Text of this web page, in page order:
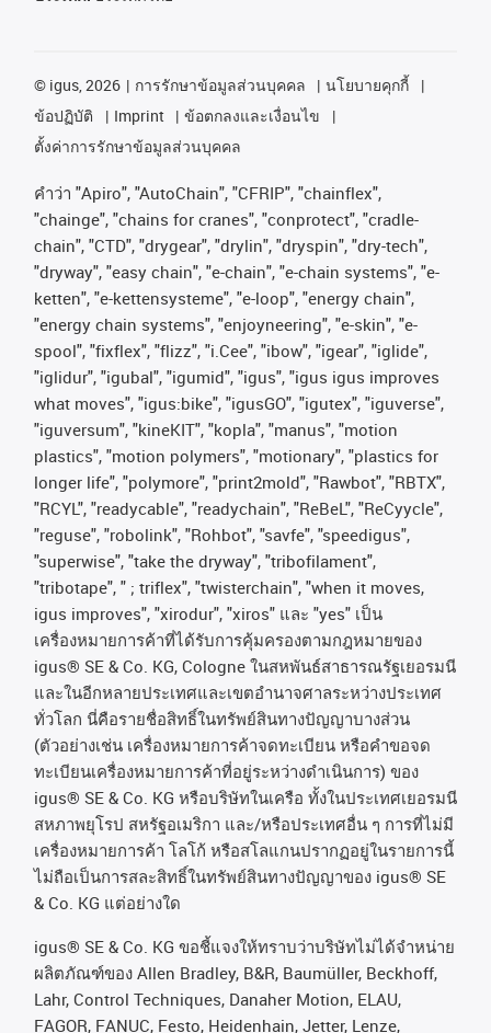
© igus, 2026 การรักษาข้อมูลส่วนบุคคล
นโยบายคุกกี้
ข้อปฏิบัติ
Imprint
ข้อตกลงและเงื่อนไข
ตั้งค่าการรักษาข้อมูลส่วนบุคคล
คําว่า "Apiro", "AutoChain", "CFRIP", "chainflex",
"chainge", "chains for cranes", "conprotect", "cradle-
chain", "CTD", "drygear", "drylin", "dryspin", "dry-tech",
"dryway", "easy chain", "e-chain", "e-chain systems", "e-
ketten", "e-kettensysteme", "e-loop", "energy chain",
"energy chain systems", "enjoyneering", "e-skin", "e-
spool", "fixflex", "flizz", "i.Cee", "ibow", "igear", "iglide",
"iglidur", "igubal", "igumid", "igus", "igus igus improves
what moves", "igus:bike", "igusGO", "igutex", "iguverse",
"iguversum", "kineKIT", "kopla", "manus", "motion
plastics", "motion polymers", "motionary", "plastics for
longer life", "polymore", "print2mold", "Rawbot", "RBTX",
"RCYL", "readycable", "readychain", "ReBeL", "ReCyycle",
"reguse", "robolink", "Rohbot", "savfe", "speedigus",
"superwise", "take the dryway", "tribofilament",
"tribotape", " ; triflex", "twisterchain", "when it moves,
igus improves", "xirodur", "xiros" และ "yes" เป็น
เครื่องหมายการค้าที่ได้รับการคุ้มครองตามกฎหมายของ
igus® SE & Co. KG, Cologne ในสหพันธ์สาธารณรัฐเยอรมนี
และในอีกหลายประเทศและเขตอํานาจศาลระหว่างประเทศ
ทั่วโลก นี่คือรายชื่อสิทธิ์ในทรัพย์สินทางปัญญาบางส่วน
(ตัวอย่างเช่น เครื่องหมายการค้าจดทะเบียน หรือคำขอจด
ทะเบียนเครื่องหมายการค้าที่อยู่ระหว่างดำเนินการ) ของ
igus® SE & Co. KG หรือบริษัทในเครือ ทั้งในประเทศเยอรมนี
สหภาพยุโรป สหรัฐอเมริกา และ/หรือประเทศอื่น ๆ การที่ไม่มี
เครื่องหมายการค้า โลโก้ หรือสโลแกนปรากฏอยู่ในรายการนี้
ไม่ถือเป็นการสละสิทธิ์ในทรัพย์สินทางปัญญาของ igus® SE
& Co. KG แต่อย่างใด
igus® SE & Co. KG ขอชี้แจงให้ทราบว่าบริษัทไม่ได้จําหน่าย
ผลิตภัณฑ์ของ Allen Bradley, B&R, Baumüller, Beckhoff,
Lahr, Control Techniques, Danaher Motion, ELAU,
FAGOR, FANUC, Festo, Heidenhain, Jetter, Lenze,